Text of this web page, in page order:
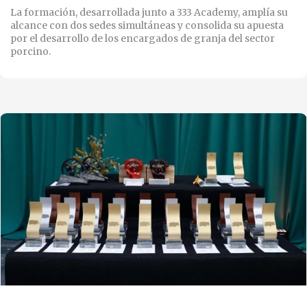
La formación, desarrollada junto a 333 Academy, amplía su
alcance con dos sedes simultáneas y consolida su apuesta
por el desarrollo de los encargados de granja del sector
porcino.